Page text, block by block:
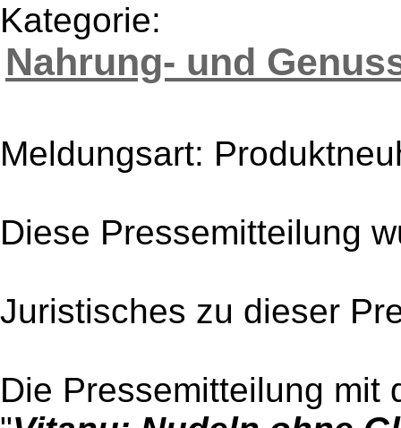
Kategorie:
Nahrung- und
Meldungsart:
Diese Pressemitteilung
Juristisches zu dieser
Die Pressemitteilung mit